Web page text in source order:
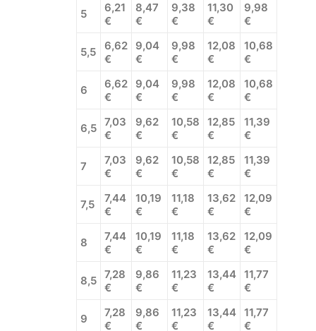
5
6,21
€
8,47
€
9,38
€
11,30
€
9,98
€
5,5
6,62
€
9,04
€
9,98
€
12,08
€
10,68
€
6
6,62
€
9,04
€
9,98
€
12,08
€
10,68
€
6,5 7,03
€
9,62
€
10,58
€
12,85
€
11,39
€
7
7,03
€
9,62
€
10,58
€
12,85
€
11,39
€
7,5
7,44
€
10,19
€
11,18
€
13,62
€
12,09
€
8
7,44
€
10,19
€
11,18
€
13,62
€
12,09
€
8,5 7,28
€
9,86
€
11,23
€
13,44
€
11,77
€
9
7,28
€
9,86
€
11,23
€
13,44
€
11,77
€